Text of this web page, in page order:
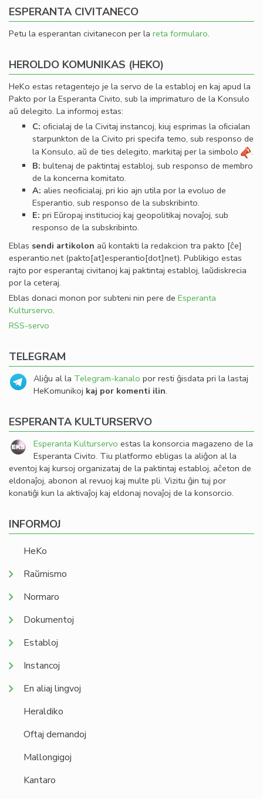
ESPERANTA CIVITANECO
Petu la esperantan civitanecon per la reta formularo.
HEROLDO KOMUNIKAS (HEKO)
HeKo estas retagentejo je la servo de la establoj en kaj apud la
Pakto por la Esperanta Civito, sub la imprimaturo de la Konsulo
aŭ delegito. La informoj estas:
C: oﬁcialaj de la Civitaj instancoj, kiuj esprimas la oﬁcialan
starpunkton de la Civito pri specifa temo, sub responso de
la Konsulo, aŭ de ties delegito, markitaj per la simbolo
.
B: bultenaj de paktintaj establoj, sub responso de membro
de la koncerna komitato.
A: alies neoﬁcialaj, pri kio ajn utila por la evoluo de
Esperantio, sub responso de la subskribinto.
E: pri Eŭropaj institucioj kaj geopolitikaj novaĵoj, sub
responso de la subskribinto.
Eblas sendi artikolon aŭ kontakti la redakcion tra pakto [ĉe]
esperantio.net(pakto[at]esperantio[dot]net). Publikigo estas
rajto por esperantaj civitanoj kaj paktintaj establoj, laŭdiskrecia
por la ceteraj.
Eblas donaci monon por subteni nin pere de Esperanta
Kulturservo.
RSS-servo
TELEGRAM
Aliĝu al la Telegram-kanalo por resti ĝisdata pri la lastaj
HeKomunikoj kaj por komenti ilin.
ESPERANTA KULTURSERVO
Esperanta Kulturservo estas la konsorcia magazeno de la
Esperanta Civito. Tiu platformo ebligas la aliĝon al la
eventoj kaj kursoj organizataj de la paktintaj establoj, aĉeton de
eldonaĵoj, abonon al revuoj kaj multe pli. Vizitu ĝin tuj por
konatiĝi kun la aktivaĵoj kaj eldonaj novaĵoj de la konsorcio.
INFORMOJ
HeKo
Raŭmismo
Normaro
Dokumentoj
Establoj
Instancoj
En aliaj lingvoj
Heraldiko
Oftaj demandoj
Mallongigoj
Kantaro